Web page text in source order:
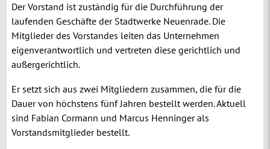
Der Vorstand ist zuständig für die Durchführung der
laufenden Geschäfte der Stadtwerke Neuenrade. Die
Mitglieder des Vorstandes leiten das Unternehmen
eigenverantwortlich und vertreten diese gerichtlich und
außergerichtlich.
Er setzt sich aus zwei Mitgliedern zusammen, die für die
Dauer von höchstens fünf Jahren bestellt werden. Aktuell
sind Fabian Cormann und Marcus Henninger als
Vorstandsmitglieder bestellt.